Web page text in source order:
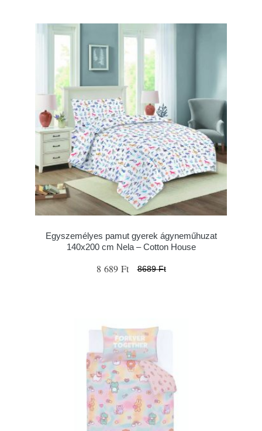
Egyszemélyes pamut gyerek ágyneműhuzat
140x200 cm Nela – Cotton House
8 689 Ft 8689 Ft